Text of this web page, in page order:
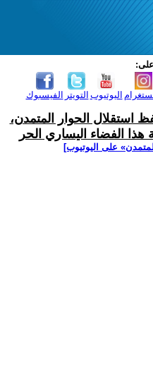
على:
الفيسبوك التويتر اليوتيوب
استقلال الحوار المتمدن،
الفضاء اليساري الحر
على اليوتيوب]